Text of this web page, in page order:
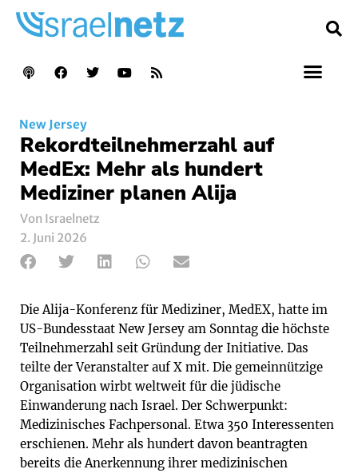
New Jersey
Rekordteilnehmerzahl auf
MedEx: Mehr als hundert
Mediziner planen Alija
Von Israelnetz
2. Juni 2026
Die Alija-Konferenz für Mediziner, MedEX, hatte im
US-Bundesstaat New Jersey am Sonntag die höchste
Teilnehmerzahl seit Gründung der Initiative. Das
teilte der Veranstalter auf X mit. Die gemeinnützige
Organisation wirbt weltweit für die jüdische
Einwanderung nach Israel. Der Schwerpunkt:
Medizinisches Fachpersonal. Etwa 350 Interessenten
erschienen. Mehr als hundert davon beantragten
bereits die Anerkennung ihrer medizinischen